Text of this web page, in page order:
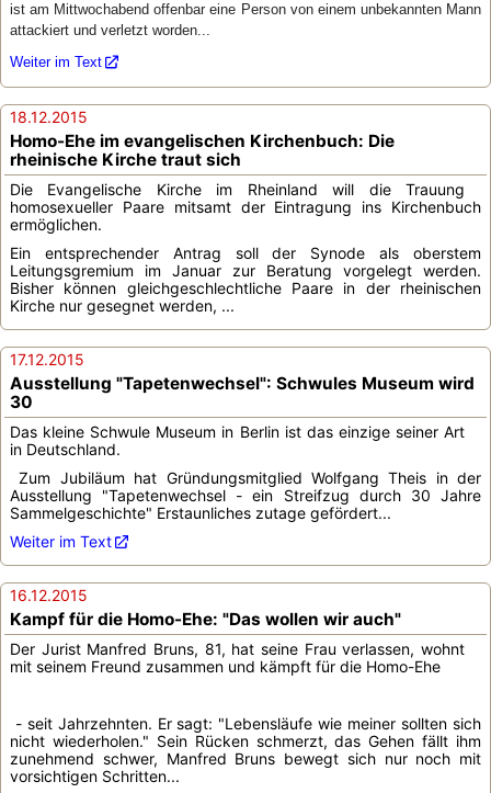
ist am Mittwochabend offenbar eine Person von einem unbekannten Mann
attackiert und verletzt worden...
Weiter im Text
18.12.2015
Homo-Ehe im evangelischen Kirchenbuch: Die
rheinische Kirche traut sich
Die Evangelische Kirche im Rheinland will die Trauung
homosexueller Paare mitsamt der Eintragung ins Kirchenbuch
ermöglichen.
Ein entsprechender Antrag soll der Synode als oberstem
Leitungsgremium im Januar zur Beratung vorgelegt werden.
Bisher können gleichgeschlechtliche Paare in der rheinischen
Kirche nur gesegnet werden, ...
17.12.2015
Ausstellung "Tapetenwechsel": Schwules Museum wird
30
Das kleine Schwule Museum in Berlin ist das einzige seiner Art
in Deutschland.
Zum Jubiläum hat Gründungsmitglied Wolfgang Theis in der
Ausstellung "Tapetenwechsel - ein Streifzug durch 30 Jahre
Sammelgeschichte" Erstaunliches zutage gefördert...
Weiter im Text
16.12.2015
Kampf für die Homo-Ehe: "Das wollen wir auch"
Der Jurist Manfred Bruns, 81, hat seine Frau verlassen, wohnt
mit seinem Freund zusammen und kämpft für die Homo-Ehe
- seit Jahrzehnten. Er sagt: "Lebensläufe wie meiner sollten sich
nicht wiederholen." Sein Rücken schmerzt, das Gehen fällt ihm
zunehmend schwer, Manfred Bruns bewegt sich nur noch mit
vorsichtigen Schritten...